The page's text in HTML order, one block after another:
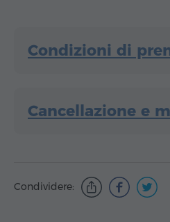
Condizioni di
Cancellazione e
Condividere: